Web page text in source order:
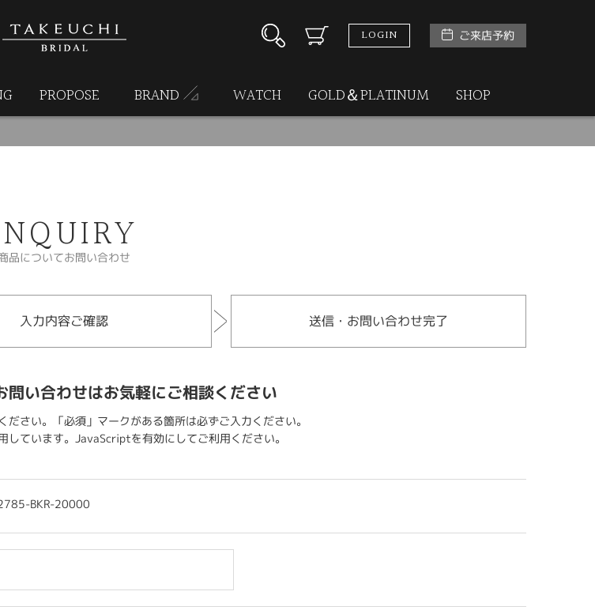
LOGIN ご来店予約
PROPOSE BRAND WATCH GOLD＆PLATINUM SHOP
品についてお問い合わせ
入力内容ご確認 送信・お問い合わせ完了
問い合わせはお気軽にご相談ください
さい。「必須」マークがある箇所は必ずご入力ください。
ています。JavaScriptを有効にしてご利用ください。
BKR-20000